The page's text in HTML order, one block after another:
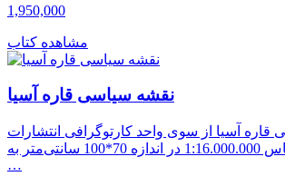
1,950,000
مشاهده کتاب
نقشه سیاسی قاره آسیا
قاره آسیا از سوی واحد کارتوگرافی انتشارات
ایرانشناسی در مقیاس 1:16.000.000 در اندازه 70*100 سانتی‌متر به
…